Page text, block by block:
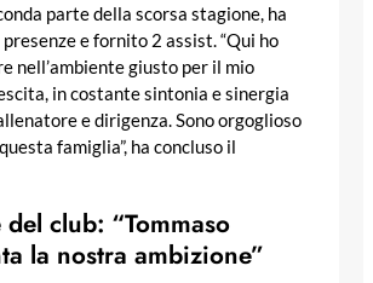
parte della scorsa stagione, ha
e fornito 2 assist. “Qui ho
nell’ambiente giusto per il mio
in costante sintonia e sinergia
e dirigenza. Sono orgoglioso
famiglia”, ha concluso il
club: “Tommaso
la nostra ambizione”